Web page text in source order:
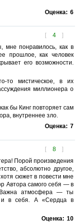
Оценка: 6
[ 4 ]
мне понравилось, как в
прошлое, как человек
его возможности.
то мистическое, в их
миллионера о
бы Кинг повторяет сам
внутреннее зло.
Оценка: 7
[ 8 ]
Порой произведения
абсолютно другое,
сюжет в повести мне
Автора самого себя — в
Важна атмосфера — ты
и в себя. А «Сердца в
Оценка: 10